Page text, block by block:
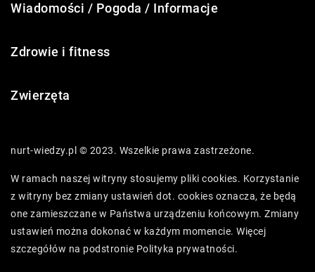
Wiadomości / Pogoda / Informacje
Zdrowie i fitness
Zwierzęta
nurt-wiedzy.pl © 2023. Wszelkie prawa zastrzeżone.
W ramach naszej witryny stosujemy pliki cookies. Korzystanie
z witryny bez zmiany ustawień dot. cookies oznacza, że będą
one zamieszczane w Państwa urządzeniu końcowym. Zmiany
ustawień można dokonać w każdym momencie. Więcej
szczegółów na podstronie Polityka prywatności.